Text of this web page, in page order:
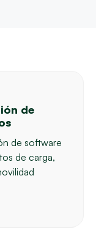
de
de software
de carga,